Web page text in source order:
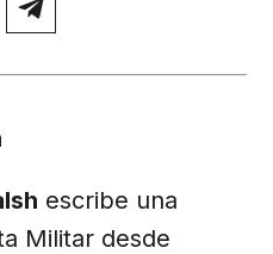
Compartir
en
escribe una
Militar desde